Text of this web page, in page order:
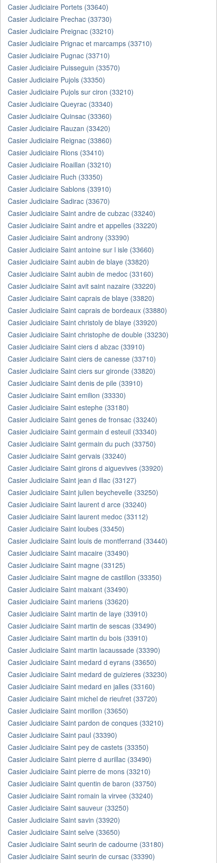
Casier Judiciaire Portets (33640)
Casier Judiciaire Prechac (33730)
Casier Judiciaire Preignac (33210)
Casier Judiciaire Prignac et marcamps (33710)
Casier Judiciaire Pugnac (33710)
Casier Judiciaire Puisseguin (33570)
Casier Judiciaire Pujols (33350)
Casier Judiciaire Pujols sur ciron (33210)
Casier Judiciaire Queyrac (33340)
Casier Judiciaire Quinsac (33360)
Casier Judiciaire Rauzan (33420)
Casier Judiciaire Reignac (33860)
Casier Judiciaire Rions (33410)
Casier Judiciaire Roaillan (33210)
Casier Judiciaire Ruch (33350)
Casier Judiciaire Sablons (33910)
Casier Judiciaire Sadirac (33670)
Casier Judiciaire Saint andre de cubzac (33240)
Casier Judiciaire Saint andre et appelles (33220)
Casier Judiciaire Saint androny (33390)
Casier Judiciaire Saint antoine sur l isle (33660)
Casier Judiciaire Saint aubin de blaye (33820)
Casier Judiciaire Saint aubin de medoc (33160)
Casier Judiciaire Saint avit saint nazaire (33220)
Casier Judiciaire Saint caprais de blaye (33820)
Casier Judiciaire Saint caprais de bordeaux (33880)
Casier Judiciaire Saint christoly de blaye (33920)
Casier Judiciaire Saint christophe de double (33230)
Casier Judiciaire Saint ciers d abzac (33910)
Casier Judiciaire Saint ciers de canesse (33710)
Casier Judiciaire Saint ciers sur gironde (33820)
Casier Judiciaire Saint denis de pile (33910)
Casier Judiciaire Saint emilion (33330)
Casier Judiciaire Saint estephe (33180)
Casier Judiciaire Saint genes de fronsac (33240)
Casier Judiciaire Saint germain d esteuil (33340)
Casier Judiciaire Saint germain du puch (33750)
Casier Judiciaire Saint gervais (33240)
Casier Judiciaire Saint girons d aiguevives (33920)
Casier Judiciaire Saint jean d illac (33127)
Casier Judiciaire Saint julien beychevelle (33250)
Casier Judiciaire Saint laurent d arce (33240)
Casier Judiciaire Saint laurent medoc (33112)
Casier Judiciaire Saint loubes (33450)
Casier Judiciaire Saint louis de montferrand (33440)
Casier Judiciaire Saint macaire (33490)
Casier Judiciaire Saint magne (33125)
Casier Judiciaire Saint magne de castillon (33350)
Casier Judiciaire Saint maixant (33490)
Casier Judiciaire Saint mariens (33620)
Casier Judiciaire Saint martin de laye (33910)
Casier Judiciaire Saint martin de sescas (33490)
Casier Judiciaire Saint martin du bois (33910)
Casier Judiciaire Saint martin lacaussade (33390)
Casier Judiciaire Saint medard d eyrans (33650)
Casier Judiciaire Saint medard de guizieres (33230)
Casier Judiciaire Saint medard en jalles (33160)
Casier Judiciaire Saint michel de rieufret (33720)
Casier Judiciaire Saint morillon (33650)
Casier Judiciaire Saint pardon de conques (33210)
Casier Judiciaire Saint paul (33390)
Casier Judiciaire Saint pey de castets (33350)
Casier Judiciaire Saint pierre d aurillac (33490)
Casier Judiciaire Saint pierre de mons (33210)
Casier Judiciaire Saint quentin de baron (33750)
Casier Judiciaire Saint romain la virvee (33240)
Casier Judiciaire Saint sauveur (33250)
Casier Judiciaire Saint savin (33920)
Casier Judiciaire Saint selve (33650)
Casier Judiciaire Saint seurin de cadourne (33180)
Casier Judiciaire Saint seurin de cursac (33390)